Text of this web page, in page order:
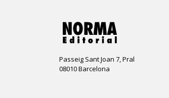
Passeig Sant Joan 7, Pral
08010 Barcelona